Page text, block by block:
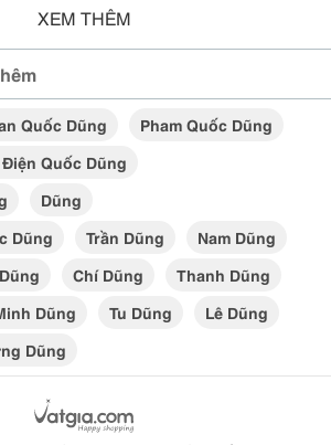
XEM THÊM
Quốc Dũng
Pham Quốc Dũng
Quốc Dũng
Dũng
Dũng
Trần Dũng
Nam Dũng
Chí Dũng
Thanh Dũng
Dũng Tu Dũng
Lê Dũng
Dũng